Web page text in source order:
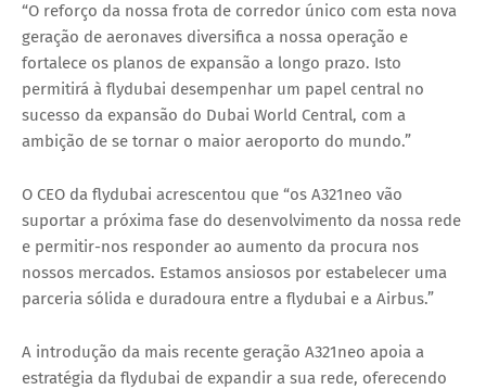
“O reforço da nossa frota de corredor único com esta nova
geração de aeronaves diversifica a nossa operação e
fortalece os planos de expansão a longo prazo. Isto
permitirá à flydubai desempenhar um papel central no
sucesso da expansão do Dubai World Central, com a
ambição de se tornar o maior aeroporto do mundo.”
O CEO da flydubai acrescentou que “os A321neo vão
suportar a próxima fase do desenvolvimento da nossa rede
e permitir-nos responder ao aumento da procura nos
nossos mercados. Estamos ansiosos por estabelecer uma
parceria sólida e duradoura entre a flydubai e a Airbus.”
A introdução da mais recente geração A321neo apoia a
estratégia da flydubai de expandir a sua rede, oferecendo